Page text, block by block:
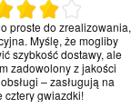
proste do zrealizowania,
Myślę, że mogliby
szybkość dostawy, ale
zadowolony z jakości
– zasługują na
cztery gwiazdki!